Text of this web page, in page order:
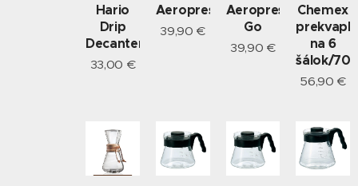
Hario
Drip
Decanter
33,00 €
Aeropress
39,90 €
Aeropress
Go
39,90 €
Chemex
na 6
šálok/
56,90 €